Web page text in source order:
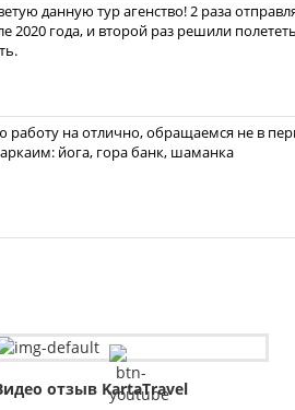
данную тур агенство! 2 раза
2020 года, и второй раз решили
на отлично, обращаемся не в
йога, гора банк, шаманка
отзыв KartaTravel